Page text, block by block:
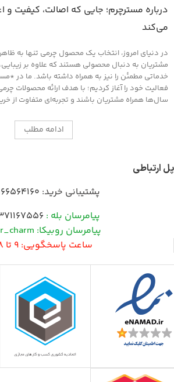
درباره مسترچرم؛ جایی که اصالت، کیفیت و
می‌کند
در دنیای امروز، انتخاب یک محصول چرمی تنها به
مشتریان به دنبال محصولی هستند که علاوه بر
خدماتی مطمئن را نیز به همراه داشته باشد. ما در
فعالیت خود را آغاز کردیم؛ با هدف ارائه محصولات
سال‌ها همراه مشتریان باشند و تجربه‌ای متفاوت از
ادامه مطلب
پل ارتباطی
پشتیبانی خرید:
پیامرسان بله :
پیامرسان روبیکا: Mr_charm@
ساعت پاسخگویی: 9 تا 18